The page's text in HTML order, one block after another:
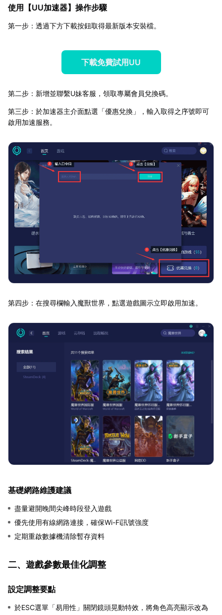
使用【UU加速器】操作步驟
第一步：透過下方下載按鈕取得最新版本安裝檔。
下載免費試用UU
第二步：新增並聯繫U妹客服，領取專屬會員兌換碼。
第三步：於加速器主介面點選「優惠兌換」，輸入取得之序號即可
啟用加速服務。
第四步：在搜尋欄輸入魔獸世界，點選遊戲圖示立即啟用加速。
基礎網路維護建議
盡量避開晚間尖峰時段登入遊戲
優先使用有線網路連接，確保Wi-Fi訊號強度
定期重啟數據機清除暫存資料
二、遊戲參數最佳化調整
設定調整要點
於ESC選單「易用性」關閉鏡頭晃動特效，將角色高亮顯示改為